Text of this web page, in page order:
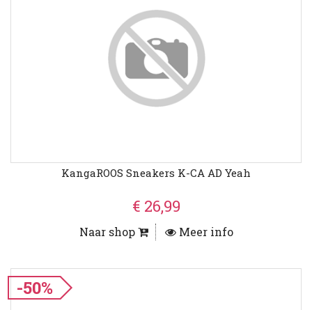
KangaROOS Sneakers K-CA AD Yeah
€ 26,99
Naar shop Meer info
-50%